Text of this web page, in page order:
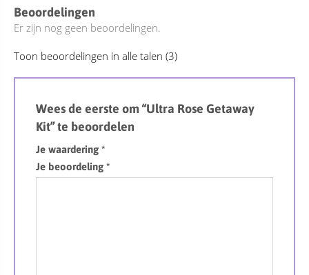
Beoordelingen
Er zijn nog geen beoordelingen.
Toon beoordelingen in alle talen (3)
Wees de eerste om “Ultra Rose Getaway
Kit” te beoordelen
Je waardering *
Je beoordeling *